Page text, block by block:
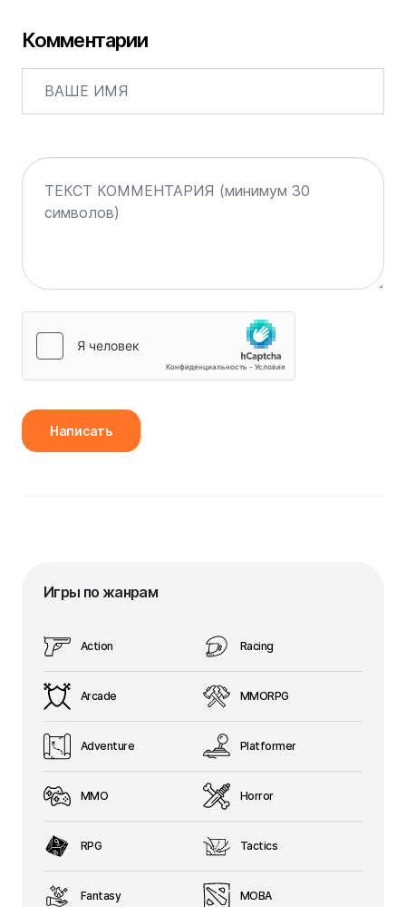
Комментарии
Написать
Игры по жанрам
Action
Arcade
Adventure
MMO
RPG
Fantasy
Racing
MMORPG
Platformer
Horror
Tactics
MOBA